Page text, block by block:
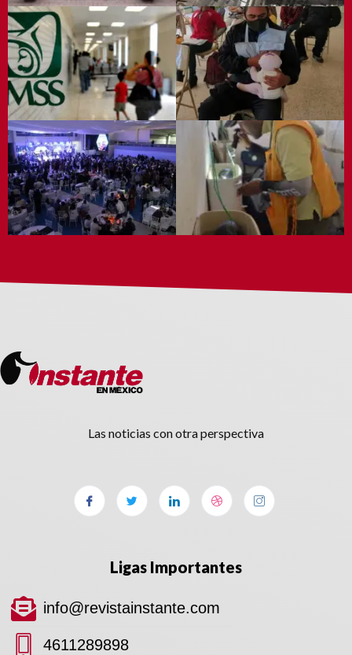
Las noticias con otra perspectiva
Ligas Importantes
info@revistainstante.com
4611289898